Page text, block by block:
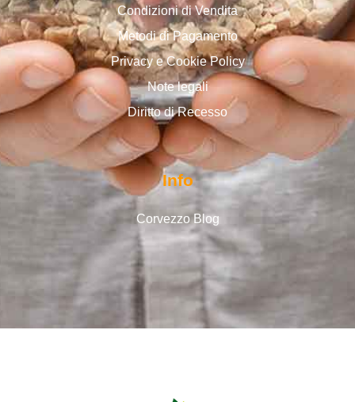
Condizioni di Vendita
Metodi di Pagamento
Privacy e Cookie Policy
Note legali
Diritto di Recesso
Info
Corvezzo Blog